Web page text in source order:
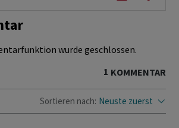
wurde geschlossen.
1 KOMMENTAR
Sortieren nach: Neuste zuerst